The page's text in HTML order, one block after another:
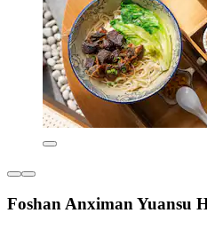
Foshan Anximan Yuansu